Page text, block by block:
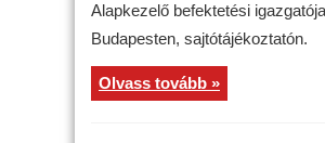
Alapkezelő befektetési
Budapesten, sajtótájékoztatón.
Olvass tovább »